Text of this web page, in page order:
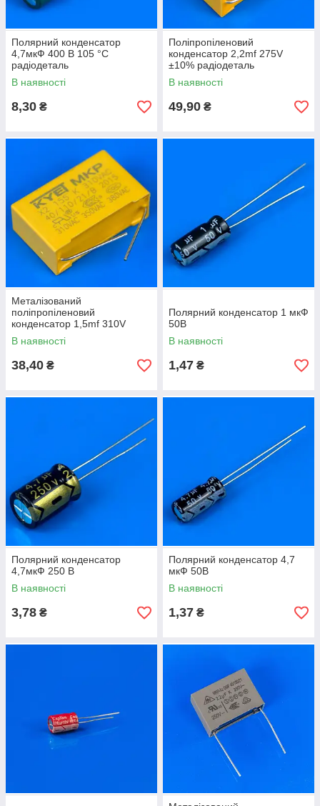
Полярний конденсатор
4,7мкФ 400 В 105 °C
радіодеталь
В наявності
8,30 ₴
Поліпропіленовий
конденсатор 2,2mf 275V
±10% радіодеталь
В наявності
49,90 ₴
Металізований
поліпропіленовий
конденсатор 1,5mf 310V
±10% радіодеталь
В наявності
38,40 ₴
Полярний конденсатор 1 мкФ
50В
В наявності
1,47 ₴
Полярний конденсатор
4,7мкФ 250 В
В наявності
3,78 ₴
Полярний конденсатор 4,7
мкФ 50В
В наявності
1,37 ₴